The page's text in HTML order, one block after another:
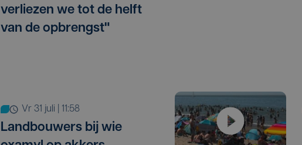
verliezen we tot de helft
van de opbrengst"
vr 31 juli | 11:58
Landbouwers bij wie